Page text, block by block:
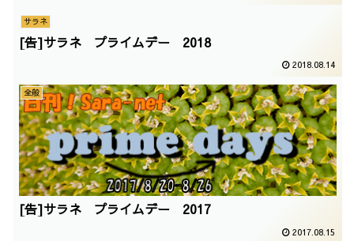
サラネ
[告]サラネ プライムデー 2018
2018.08.14
全般
[告]サラネ プライムデー 2017
2017.08.15